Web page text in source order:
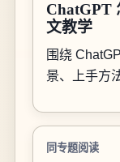
ChatGPT
文教学
围绕
景、上手方
同专题阅读